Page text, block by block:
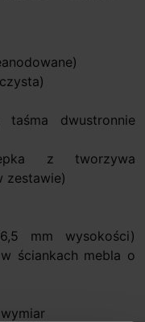
taśma dwustronnie
z tworzywa
zestawie)
mm wysokości)
ściankach mebla o